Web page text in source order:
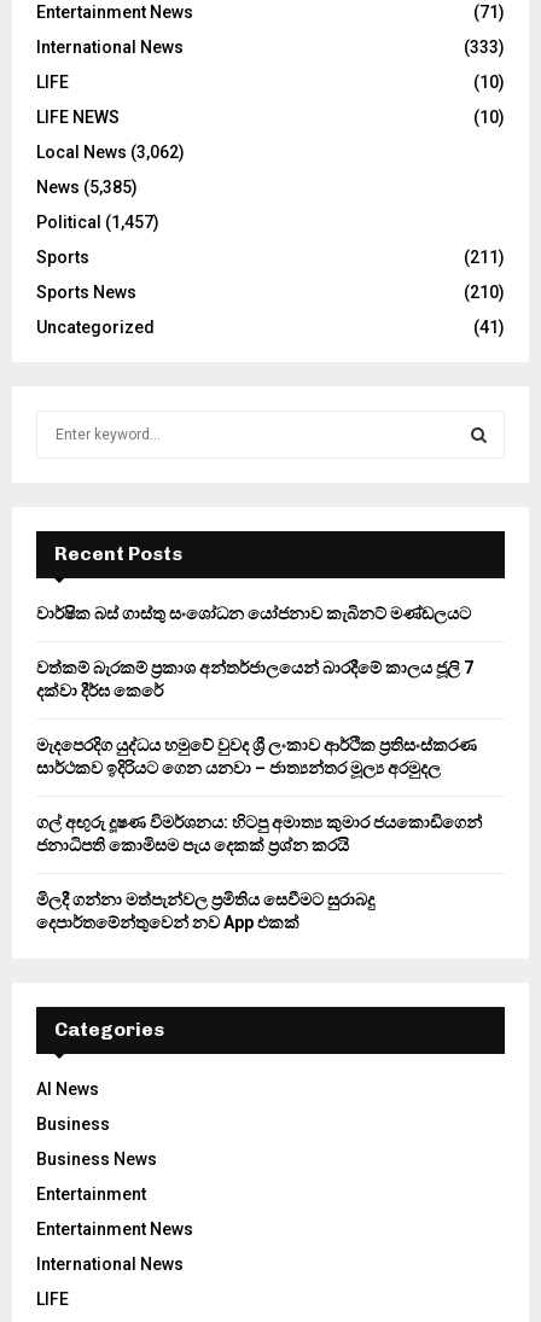
Entertainment News
(71)
International News
(333)
LIFE
(10)
LIFE NEWS
(10)
Local News (3,062)
News (5,385)
Political (1,457)
Sports
(211)
Sports News
(210)
Uncategorized
(41)
f
r
E
A
Recent Posts
වාර්ෂික බස් ගාස්තු සංශෝධන යෝජනාව කැබිනට් මණ්ඩලයට
වත්කම් බැරකම් ප්‍රකාශ අන්තර්ජාලයෙන් බාරදීමේ කාලය ජූලි 7
දක්වා දීර්ඝ කෙරේ
මැදපෙරදිග යුද්ධය හමුවේ වුවද ශ්‍රී ලංකාව ආර්ථික ප්‍රතිසංස්කරණ
සාර්ථකව ඉදිරියට ගෙන යනවා – ජාත්‍යන්තර මූල්‍ය අරමුදල
ගල් අඟුරු දූෂණ විමර්ශනය: හිටපු අමාත්‍ය කුමාර ජයකොඩිගෙන්
ජනාධිපති කොමිසම පැය දෙකක් ප්‍රශ්න කරයි
මිලදී ගන්නා මත්පැන්වල ප්‍රමිතිය සෙවීමට සුරාබදු
දෙපාර්තමේන්තුවෙන් නව App එකක්
Categories
AI News
Business
Business News
Entertainment
Entertainment News
International News
LIFE